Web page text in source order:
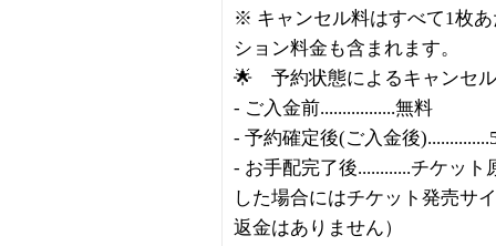
※ キャンセル料はすべて1枚
ション料金も含まれます。
🌟 予約状態によるキャンセ
- ご入金前.................無料
- 予約確定後(ご入金後
- お手配完了後............チケッ
した場合にはチケット発売サ
返金はありません）